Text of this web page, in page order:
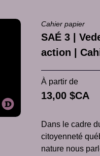
Cahier papier
SAÉ 3 |
action |
À partir de
13,00 $CA
Dans le cadre
citoyenneté
nature nous